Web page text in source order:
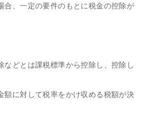
合、一定の要件のもとに税金の控除が
などとは課税標準から控除し、控除し
額に対して税率をかけ収める税額が決